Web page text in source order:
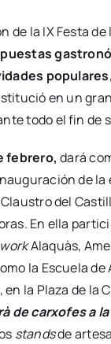
de la IX Fes­ta
popu­la­res
en un
todo el fin de
febre­ro, dará
de la
del
En ella
Ala­quàs,
la Escue­la
en la Pla­za de
de car­xo­fes a
standsde